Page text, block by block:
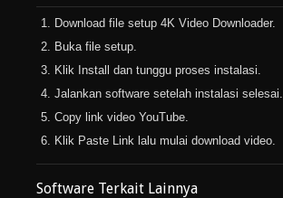
Download file setup 4K Video Downloader.
Buka file setup.
Klik Install dan tunggu proses instalasi.
Jalankan software setelah instalasi selesai.
Copy link video YouTube.
Klik Paste Link lalu mulai download video.
Software Terkait Lainnya